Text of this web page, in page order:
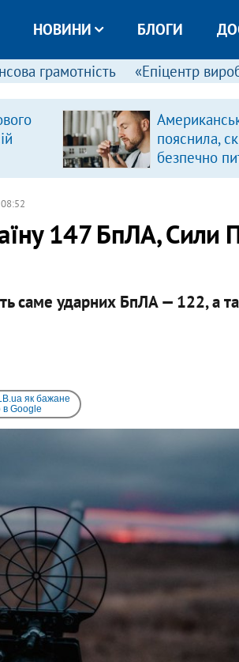
НОВИНИ БЛОГИ
грамотність «Епіцентр
пояснила,
безпечно
147 БпЛА, Сили
саме ударних БпЛА — 122, а
як бажане
Google